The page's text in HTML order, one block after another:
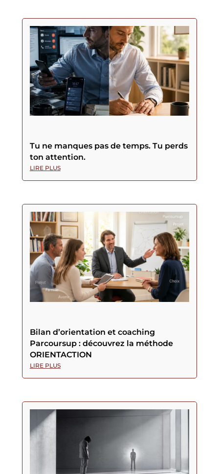
Tu ne manques pas de temps. Tu perds
ton attention.
LIRE PLUS
Bilan d’orientation et coaching
Parcoursup : découvrez la méthode
ORIENTACTION
LIRE PLUS